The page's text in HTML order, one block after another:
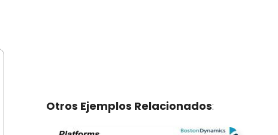
Otros Ejemplos Relacionados: